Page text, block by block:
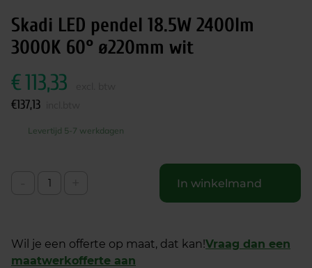
Skadi LED pendel 18.5W 2400lm
3000K 60° ø220mm wit
€113,33
€137,13
Levertijd 5-7 werkdagen
In winkelmand
Wil je een offerte op maat, dat kan!Vraag dan een
maatwerkofferte aan